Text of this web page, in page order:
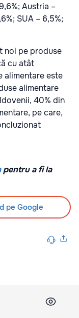
Austria –
SUA – 6,5%;
noi pe produse
cu atât
alimentare este
alimentare
40% din
pe care,
pentru a fi la
pe Google